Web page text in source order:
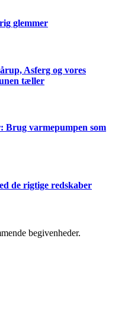
glemmer
Asferg og vores
tæller
Brug varmepumpen som
de rigtige redskaber
begivenheder.